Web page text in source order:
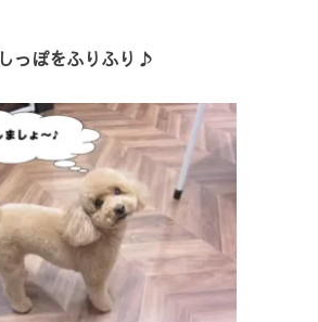
しっぽをふりふり♪